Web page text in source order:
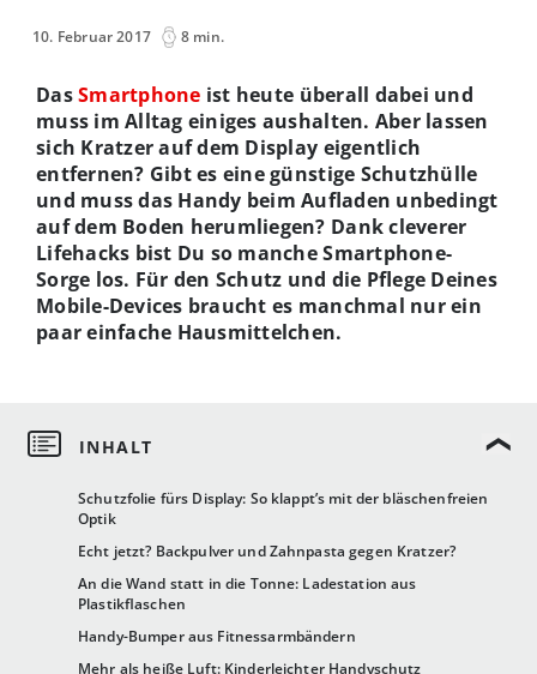
10. Februar 2017 8 min.
Schutzfolie fürs Display: So klappt’s mit der bläschenfreien
Optik
Echt jetzt? Backpulver und Zahnpasta gegen Kratzer?
An die Wand statt in die Tonne: Ladestation aus
Plastikflaschen
Handy-Bumper aus Fitnessarmbändern
Mehr als heiße Luft: Kinderleichter Handyschutz
DasSmartphone ist heute überall dabei und
muss im Alltag einiges aushalten. Aber lassen
sich Kratzer auf dem Display eigentlich
entfernen? Gibt es eine günstige Schutzhülle
und muss das Handy beim Aufladen unbedingt
auf dem Boden herumliegen? Dank cleverer
Lifehacks bist Du so manche Smartphone-
Sorge los. Für den Schutz und die Pflege Deines
Mobile-Devices braucht es manchmal nur ein
paar einfache Hausmittelchen.